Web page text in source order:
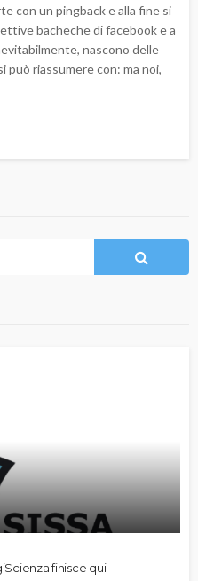
con un pingback e alla fine si
bacheche di facebook e a
nascono delle
riassumere con: ma noi,
finisce qui